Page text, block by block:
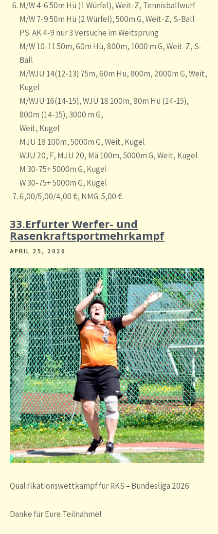
M/W 4-6 50m Hü (1 Würfel), Weit-Z, Tennisballwurf
M/W 7-9 50m Hü (2 Würfel), 500m G, Weit-Z, S-Ball
PS: AK 4-9 nur 3 Versuche im Weitsprung
M/W 10-11 50m, 60m Hü, 800m, 1000 m G, Weit-Z, S-
Ball
M/WJU 14(12-13) 75m, 60m Hü, 800m, 2000m G, Weit,
Kugel
M/WJU 16(14-15), WJU 18 100m, 80m Hü (14-15),
800m (14-15), 3000 m G,
Weit, Kugel
MJU 18 100m, 5000m G, Weit, Kugel
WJU 20, F, MJU 20, Mä 100m, 5000m G, Weit, Kugel
M 30-75+ 5000m G, Kugel
W 30-75+ 5000m G, Kugel
6,00/5,00/4,00 €, NMG: 5,00 €
33.Erfurter Werfer- und
Rasenkraftsportmehrkampf
APRIL 25, 2026
Qualifikationswettkampf für RKS – Bundesliga 2026
Danke für Eure Teilnahme!